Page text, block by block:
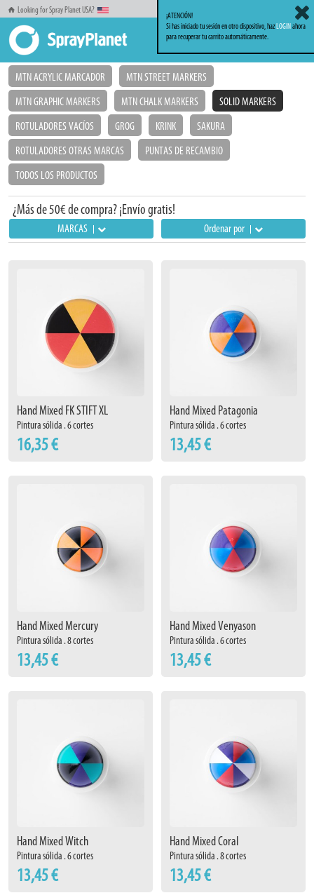
Looking for Spray Planet USA?
Inicio Solid Markers
MTN ACRYLIC MARCADOR
MTN STREET MARKERS
MTN GRAPHIC MARKERS
MTN CHALK MARKERS
SOLID MARKERS
ROTULADORES VACÍOS
GROG KRINK
SAKURA
ROTULADORES OTRAS MARCAS
PUNTAS DE RECAMBIO
TODOS LOS PRODUCTOS
¿Más de 50€ de compra? ¡Envío gratis!
Ordenar por
MARCAS
Hand Mixed FK STIFT XL
Pintura sólida . 6 cortes
16,35 €
Hand Mixed Patagonia
Pintura sólida . 6 cortes
13,45 €
Hand Mixed Mercury
Pintura sólida . 8 cortes
13,45 €
Hand Mixed Venyason
Pintura sólida . 6 cortes
13,45 €
Hand Mixed Witch
Pintura sólida . 6 cortes
13,45 €
Hand Mixed Coral
Pintura sólida . 8 cortes
13,45 €
¡ATENCIÓN!
Si has iniciado tu sesión en otro dispositivo, hazLOGINahora
para recuperar tu carrito automáticamente.